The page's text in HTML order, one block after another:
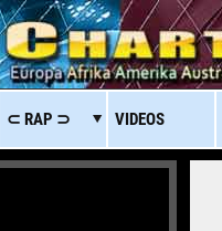
⊂ RAP ⊃ VIDEOS